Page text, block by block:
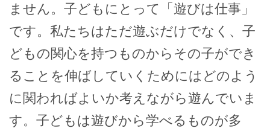
ません。子どもにとって「遊びは仕事」
です。私たちはただ遊ぶだけでなく、子
どもの関心を持つものからその子ができ
ることを伸ばしていくためにはどのよう
に関わればよいか考えながら遊んでいま
す。子どもは遊びから学べるものが多